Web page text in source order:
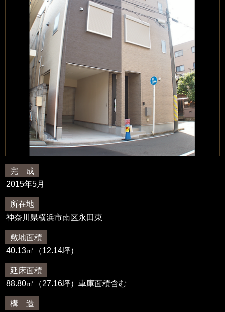
完 成
2015年5月
所在地
神奈川県横浜市南区永田東
敷地面積
40.13㎡（12.14坪）
延床面積
88.80㎡（27.16坪）車庫面積含む
構 造